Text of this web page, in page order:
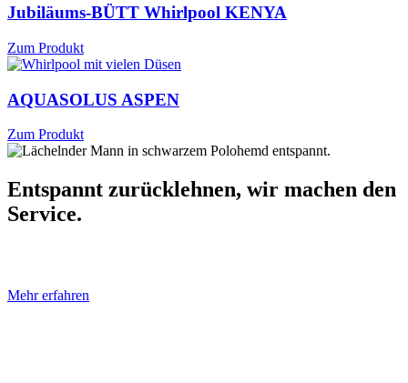
Jubiläums-BÜTT Whirlpool KENYA
Zum Produkt
AQUASOLUS ASPEN
Zum Produkt
Entspannt zurücklehnen, wir machen den
Service.
Mehr erfahren